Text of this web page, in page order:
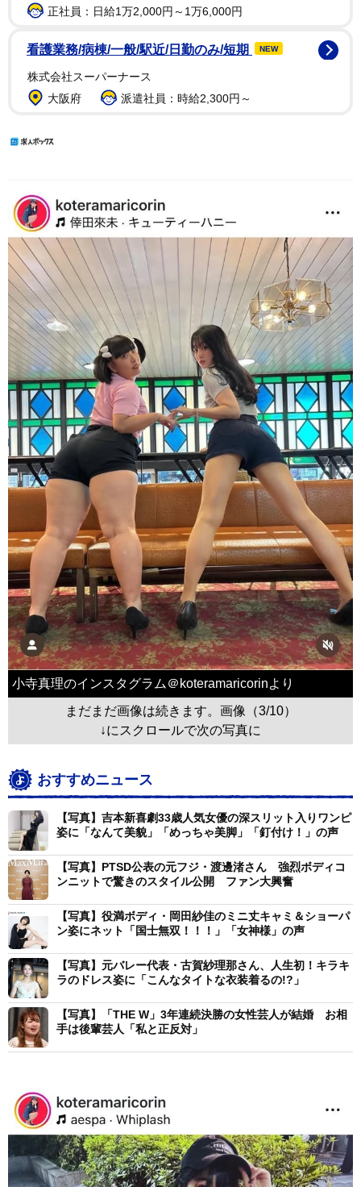
正社員：日給1万2,000円～1万6,000円
看護業務/病棟/一般/駅近/日勤のみ/短期 NEW
株式会社スーパーナース
大阪府
派遣社員：時給2,300円～
小寺真理のインスタグラム＠koteramaricorinより
まだまだ画像は続きます。画像（3/10）
↓にスクロールで次の写真に
おすすめニュース
【写真】吉本新喜劇33歳人気女優の深スリット入りワンピ
姿に「なんて美貌」「めっちゃ美脚」「釘付け！」の声
【写真】PTSD公表の元フジ・渡邊渚さん 強烈ボディコ
ンニットで驚きのスタイル公開 ファン大興奮
【写真】役満ボディ・岡田紗佳のミニ丈キャミ＆ショーパ
ン姿にネット「国士無双！！！」「女神様」の声
【写真】元バレー代表・古賀紗理那さん、人生初！キラキ
ラのドレス姿に「こんなタイトな衣装着るの!?」
【写真】「THE W」3年連続決勝の女性芸人が結婚 お相
手は後輩芸人「私と正反対」